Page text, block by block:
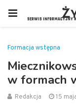
Formacja wstępna
w formach
Redakcja 15